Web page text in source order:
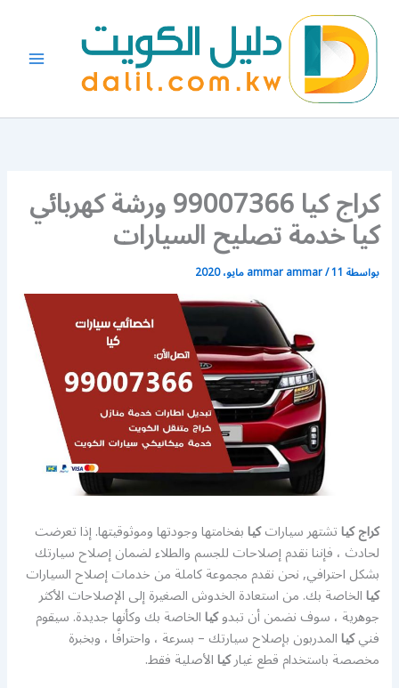
المحتوى
كراج كيا 99007366 ورشة كهربائي
كيا خدمة تصليح السيارات
بواسطة ammar ammar/11 مايو، 2020
كراج كياتشتهر سياراتكيابفخامتها وجودتها وموثوقيتها. إذا تعرضت
لحادث ، فإننا نقدم إصلاحات للجسم والطلاء لضمان إصلاح سيارتك
بشكل احترافي, نحن نقدم مجموعة كاملة من خدمات إصلاح السيارات
كياالخاصة بك. من استعادة الخدوش الصغيرة إلى الإصلاحات الأكثر
جوهرية ، سوف نضمن أن تبدوكياالخاصة بك وكأنها جديدة. سيقوم
فنيكياالمدربون بإصلاح سيارتك – بسرعة ، واحترافًا ، وبخبرة
مخصصة باستخدام قطع غياركياالأصلية فقط.